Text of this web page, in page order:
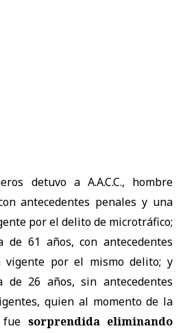
detuvo a A.A.C.C., hombre
antecedentes penales y una
por el delito de microtráfico;
de 61 años, con antecedentes
vigente por el mismo delito; y
de 26 años, sin antecedentes
quien al momento de la
sorprendida eliminando